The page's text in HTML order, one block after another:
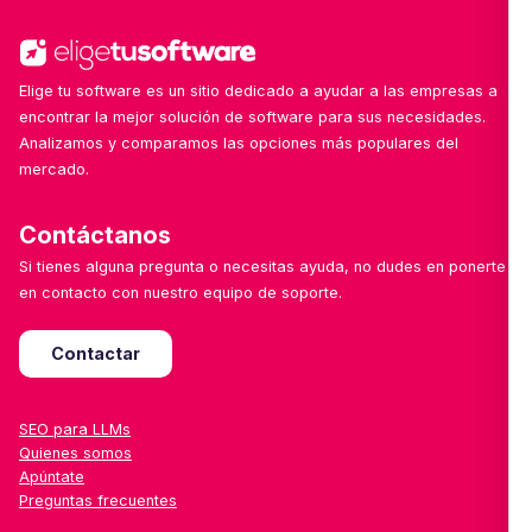
Elige tu software es un sitio dedicado a ayudar a las empresas a
encontrar la mejor solución de software para sus necesidades.
Analizamos y comparamos las opciones más populares del
mercado.
Contáctanos
Si tienes alguna pregunta o necesitas ayuda, no dudes en ponerte
en contacto con nuestro equipo de soporte.
Contactar
SEO para LLMs
Quienes somos
Apúntate
Preguntas frecuentes